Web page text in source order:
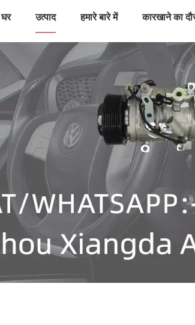
घर उत्पाद हमारे बारे में कारखाने का